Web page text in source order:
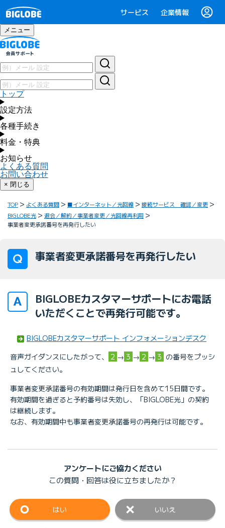
サービス 企業情報
メニュー
トップ
設定方法
各種手続き
料金・特典
お知らせ
よくある質問
お問い合わせ
× 閉じる
TOP よくある質問 ■インターネット／光回線
接続サービス 確認／変更
BIGLOBE光
退会／解約／事業者変更／光回線再利用
事業者変更承諾番号を再発行したい
事業者変更承諾番号を再発行したい
BIGLOBEカスタマーサポートにお電話
いただくことで再発行可能です。
BIGLOBEカスタマーサポート インフォメーションデスク
音声ガイダンスにしたがって、
2 → 3 → 2 → 3 の番号をプッシ
ュしてください。
事業者変更承諾番号の有効期間は発行日を含めて15日間です。
有効期間を過ぎると予約番号は失効し、「BIGLOBE光」の契約
は継続します。
なお、有効期間中も事業者変更承諾番号の再発行は可能です。
アンケートにご協力ください
この質問・回答は役に立ちましたか？
はい いいえ